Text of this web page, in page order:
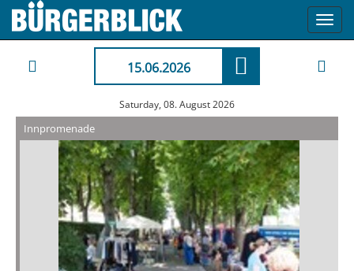
15.06.2026
Saturday, 08. August 2026
Innpromenade